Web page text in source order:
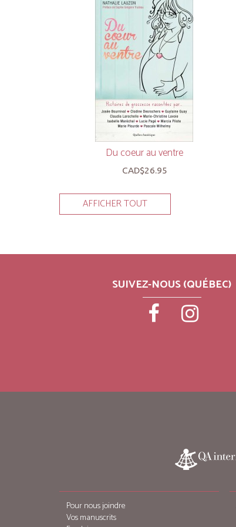
Du coeur au ventre
CAD$26.95
AFFICHER TOUT
SUIVEZ-NOUS (QUÉBEC)
Pour nous joindre
Vos manuscrits